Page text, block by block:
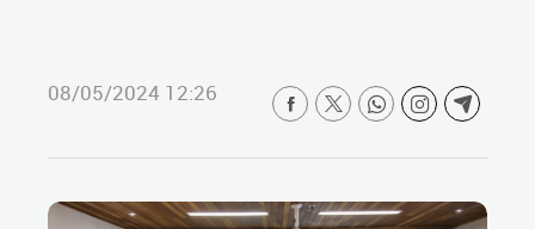
08/05/2024 12:26